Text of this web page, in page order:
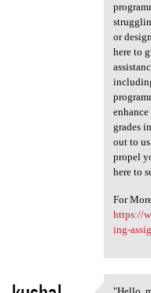
or
here to
grades
out to
propel
here to
For
https://
ing-